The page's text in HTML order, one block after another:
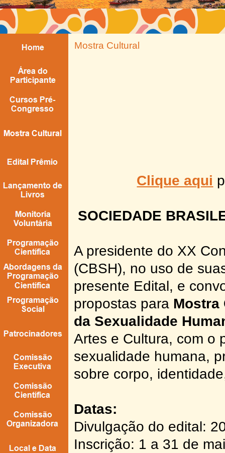
Mostra Cultural
Clique aqui
SOCIEDADE
A presidente do XX
(CBSH), no uso de
presente Edital, e
propostas para Mostra
da Sexualidade
Artes e Cultura, com o
sexualidade humana,
sobre corpo,
Datas:
Divulgação do edital:
Inscrição: 1 a 31 de